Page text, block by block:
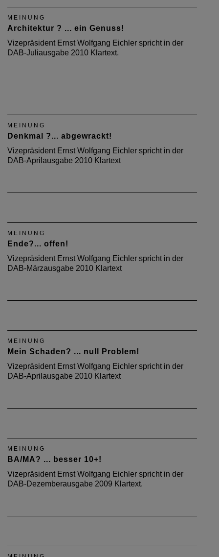
MEINUNG
Architektur ? ... ein Genuss!
Vizepräsident Ernst Wolfgang Eichler spricht in der
DAB-Juliausgabe 2010 Klartext.
MEINUNG
Denkmal ?... abgewrackt!
Vizepräsident Ernst Wolfgang Eichler spricht in der
DAB-Aprilausgabe 2010 Klartext
MEINUNG
Ende?... offen!
Vizepräsident Ernst Wolfgang Eichler spricht in der
DAB-Märzausgabe 2010 Klartext
MEINUNG
Mein Schaden? ... null Problem!
Vizepräsident Ernst Wolfgang Eichler spricht in der
DAB-Aprilausgabe 2010 Klartext
MEINUNG
BA/MA? ... besser 10+!
Vizepräsident Ernst Wolfgang Eichler spricht in der
DAB-Dezemberausgabe 2009 Klartext.